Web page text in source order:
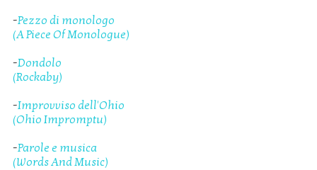
-Pezzo di monologo
(A Piece Of Monologue)
-Dondolo
(Rockaby)
-Improvviso dell'Ohio
(Ohio Impromptu)
-Parole e musica
(Words And Music)